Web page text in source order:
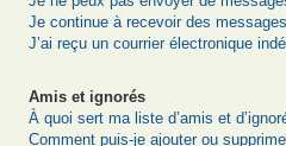
Je continue à recevoir des
J’ai reçu un courrier électronique
Amis et ignorés
À quoi sert ma liste d’amis et
Comment puis-je ajouter ou